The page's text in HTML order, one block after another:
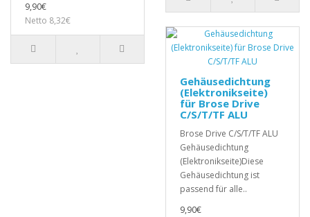
9,90€
Netto 8,32€
Gehäusedichtung
(Elektronikseite)
für Brose Drive
C/S/T/TF ALU
Brose Drive C/S/T/TF ALU
Gehäusedichtung
(Elektronikseite)Diese
Gehäusedichtung ist
passend für alle..
9,90€